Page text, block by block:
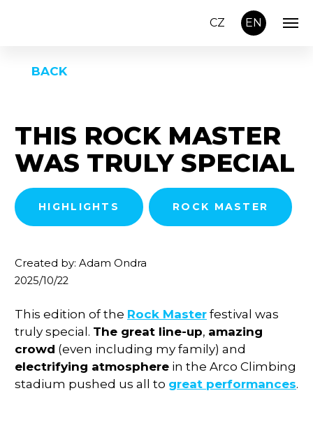
CZ EN
BACK
THIS ROCK MASTER
WAS TRULY SPECIAL
HIGHLIGHTS ROCK MASTER
Created by: Adam Ondra
2025/10/22
This edition of the Rock Master festival was
truly special. The great line-up, amazing
crowd (even including my family) and
electrifying atmosphere in the Arco Climbing
stadium pushed us all to great performances.